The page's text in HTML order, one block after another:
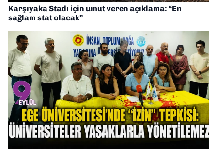
Karşıyaka Stadı için umut veren açıklama: “En
sağlam stat olacak”